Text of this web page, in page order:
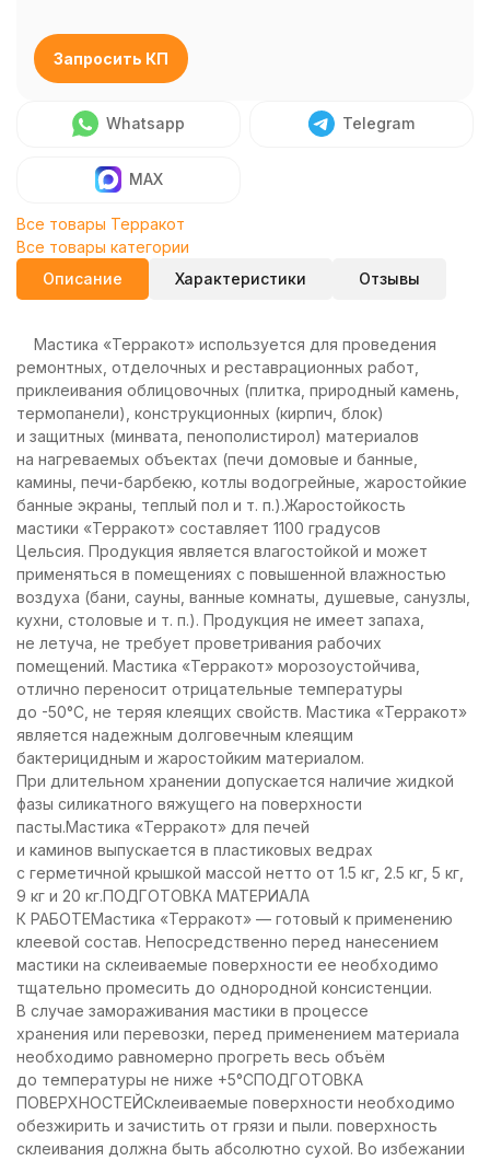
Запросить КП
Whatsapp Telegram
MAX
Все товары Терракот
Все товары категории
Описание
Характеристики Отзывы
Мастика «Терракот» используется для проведения
ремонтных, отделочных и реставрационных работ,
приклеивания облицовочных (плитка, природный камень,
термопанели), конструкционных (кирпич, блок)
и защитных (минвата, пенополистирол) материалов
на нагреваемых объектах (печи домовые и банные,
камины, печи-барбекю, котлы водогрейные, жаростойкие
банные экраны, теплый пол и т. п.).Жаростойкость
мастики «Терракот» составляет 1100 градусов
Цельсия. Продукция является влагостойкой и может
применяться в помещениях с повышенной влажностью
воздуха (бани, сауны, ванные комнаты, душевые, санузлы,
кухни, столовые и т. п.). Продукция не имеет запаха,
не летуча, не требует проветривания рабочих
помещений. Мастика «Терракот» морозоустойчива,
отлично переносит отрицательные температуры
до -50°С, не теряя клеящих свойств. Мастика «Терракот»
является надежным долговечным клеящим
бактерицидным и жаростойким материалом.
При длительном хранении допускается наличие жидкой
фазы силикатного вяжущего на поверхности
пасты.Мастика «Терракот» для печей
и каминов выпускается в пластиковых ведрах
с герметичной крышкой массой нетто от 1.5 кг, 2.5 кг, 5 кг,
9 кг и 20 кг.ПОДГОТОВКА МАТЕРИАЛА
К РАБОТЕМастика «Терракот» — готовый к применению
клеевой состав. Непосредственно перед нанесением
мастики на склеиваемые поверхности ее необходимо
тщательно промесить до однородной консистенции.
В случае замораживания мастики в процессе
хранения или перевозки, перед применением материала
необходимо равномерно прогреть весь объём
до температуры не ниже +5°СПОДГОТОВКА
ПОВЕРХНОСТЕЙСклеиваемые поверхности необходимо
обезжирить и зачистить от грязи и пыли. поверхность
склеивания должна быть абсолютно сухой. Во избежании